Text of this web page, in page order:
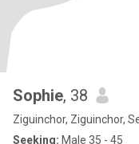
Sophie, 38
Ziguinchor, Ziguinchor,
Seeking: Male 35 - 45